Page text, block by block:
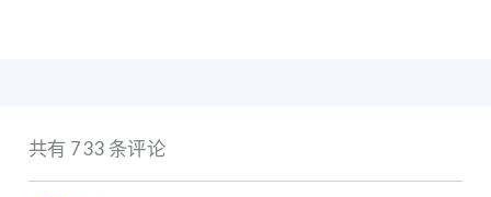
共有 733 条评论